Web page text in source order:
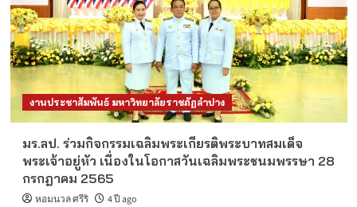
งานประชาสัมพันธ์ มหาวิทยาลัยราชภัฏลำปาง
มร.ลป. ร่วมกิจกรรมเฉลิมพระเกียรติพระบาทสมเด็จ
พระเจ้าอยู่หัว เนื่องในโอกาสวันเฉลิมพระชนมพรรษา 28
กรกฎาคม 2565
หอมนวล ศรีริ 4 ปี ago